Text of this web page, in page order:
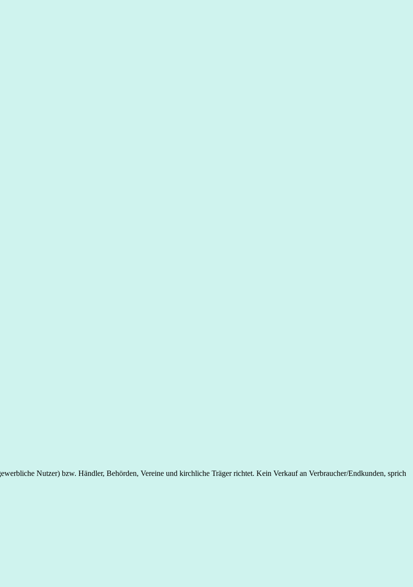
Nutzer) bzw. Händler, Behörden, Vereine und kirchliche Träger richtet. Kein Verkauf an Verbraucher/Endkunden, sprich